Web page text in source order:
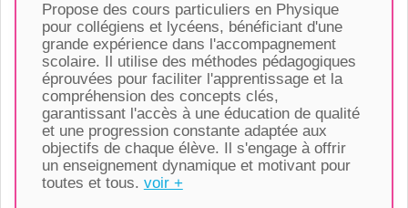
Propose des cours particuliers en Physique
pour collégiens et lycéens, bénéficiant d'une
grande expérience dans l'accompagnement
scolaire. Il utilise des méthodes pédagogiques
éprouvées pour faciliter l'apprentissage et la
compréhension des concepts clés,
garantissant l'accès à une éducation de qualité
et une progression constante adaptée aux
objectifs de chaque élève. Il s'engage à offrir
un enseignement dynamique et motivant pour
toutes et tous. voir +